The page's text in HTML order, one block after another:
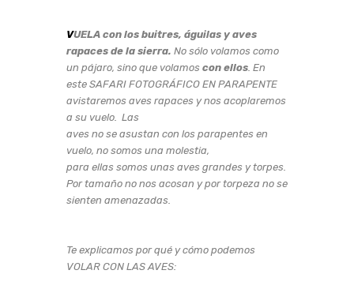
VUELA con los buitres, águilas y aves
rapaces de la sierra. No sólo volamos como
un pájaro, sino que volamos con ellos . En
este SAFARI FOTOGRÁFICO EN PARAPENTE
avistaremos aves rapaces y nos acoplaremos
a su vuelo. Las
aves no se asustan con los parapentes en
vuelo, no somos una molestia,
para ellas somos unas aves grandes y torpes.
Por tamaño no nos acosan y por torpeza no se
sienten amenazadas.
Te explicamos por qué y cómo podemos
VOLAR CON LAS AVES: